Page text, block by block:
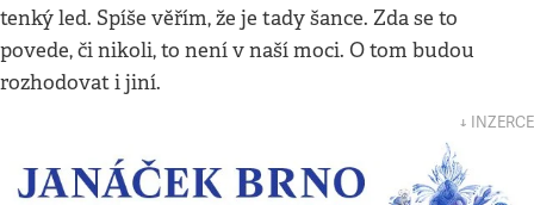
tenký led. Spíše věřím, že je tady šance. Zda se to
povede, či nikoli, to není v naší moci. O tom budou
rozhodovat i jiní.
↓ INZERCE